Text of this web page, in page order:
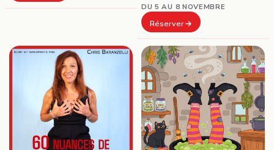
DU 5 AU 8 NOVEMBRE
Réserver